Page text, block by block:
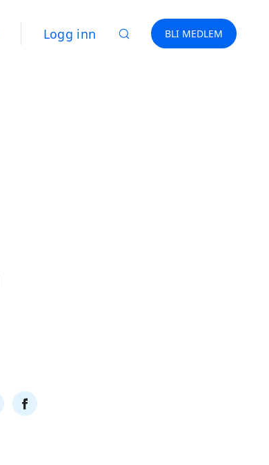
Logg inn BLI MEDLEM
Del
på